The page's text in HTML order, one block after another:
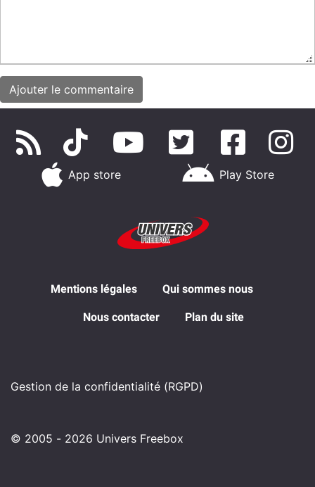
App store Play Store
Mentions légales Qui sommes nous
Nous contacter Plan du site
Gestion de la confidentialité (RGPD)
© 2005 - 2026 Univers Freebox